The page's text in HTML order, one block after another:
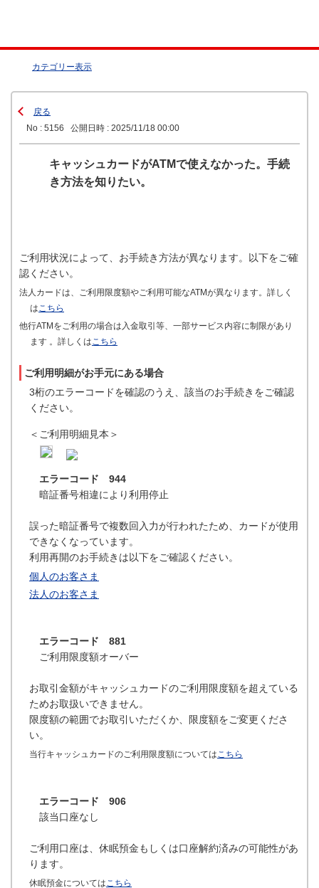
カテゴリー表示
戻る
No : 5156
公開日時 : 2025/11/18 00:00
キャッシュカードがATMで使えなかった。手続
き方法を知りたい。
ご利用状況によって、お手続き方法が異なります。以下をご確
認ください。
法人カードは、ご利用限度額やご利用可能なATMが異なります。詳しく
は こちら
他行ATMをご利用の場合は入金取引等、一部サービス内容に制限があり
ます 。詳しくは こちら
ご利用明細がお手元にある場合
3桁のエラーコードを確認のうえ、該当のお手続きをご確認
ください。
＜ご利用明細見本＞
エラーコード 944
暗証番号相違により利用停止
誤った暗証番号で複数回入力が行われたため、カードが使用
できなくなっています。
利用再開のお手続きは以下をご確認ください。
個人のお客さま
法人のお客さま
エラーコード 881
ご利用限度額オーバー
お取引金額がキャッシュカードのご利用限度額を超えている
ためお取扱いできません。
限度額の範囲でお取引いただくか、限度額をご変更くださ
い。
当行キャッシュカードのご利用限度額については こちら
エラーコード 906
該当口座なし
ご利用口座は、休眠預金もしくは口座解約済みの可能性があ
ります。
休眠預金については こちら